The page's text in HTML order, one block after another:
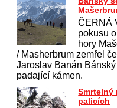
ČERNÁ
pokusu
hory
/ Masherbrum zemřel
Jaroslav Banán
padající kámen.
Smrtelný
palicích